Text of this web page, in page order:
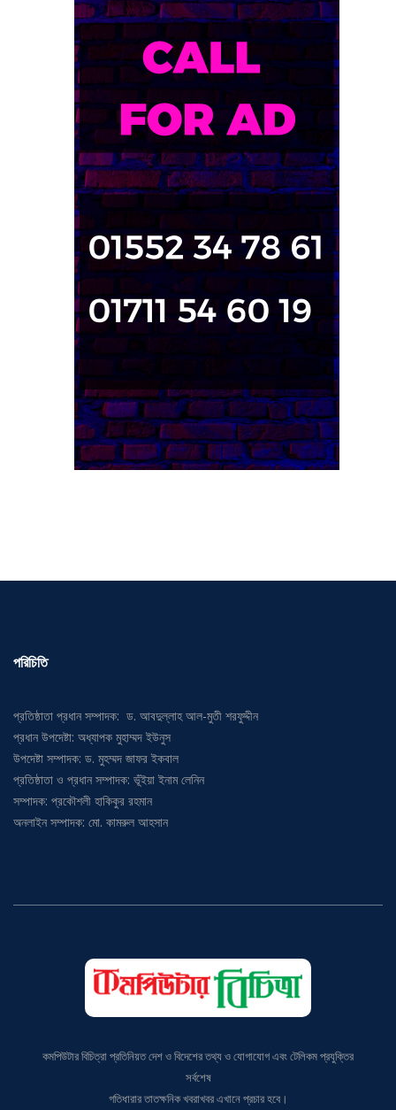
পরিচিতি
প্রতিষ্ঠাতা প্রধান সম্পাদক: ড. আবদুল্লাহ আল-মুতী শরফুদ্দীন
প্রধান উপদেষ্টা: অধ্যাপক মুহাম্মদ ইউনুস
উপদেষ্টা সম্পাদক: ড. মুহম্মদ জাফর ইকবাল
প্রতিষ্ঠাতা ও প্রধান সম্পাদক: ভূঁইয়া ইনাম লেনিন
সম্পাদক: প্রকৌশলী হাকিকুর রহমান
অনলাইন সম্পাদক: মো. কামরুল আহসান
কমপিউটার বিচিত্রা প্রতিনিয়ত দেশ ও বিদেশের তথ্য ও যোগাযোগ এবং টেলিকম প্রযুক্তির
সর্বশেষ
গতিধারার তাতক্ষনিক খবরাখবর এখানে প্রচার হবে।